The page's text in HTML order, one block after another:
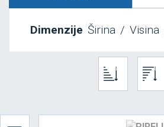
Dimenzije Širina / Visina